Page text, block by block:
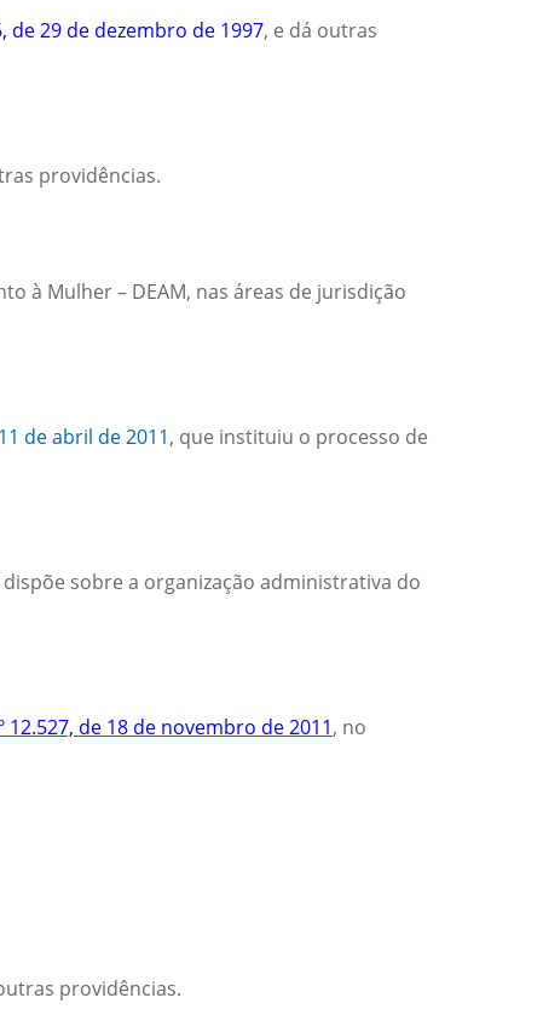
de 29 de dezembro de 1997, e dá outras
providências.
à Mulher – DEAM, nas áreas de jurisdição
de abril de 2011, que instituiu o processo de
dispõe sobre a organização administrativa do
12.527, de 18 de novembro de 2011, no
providências.